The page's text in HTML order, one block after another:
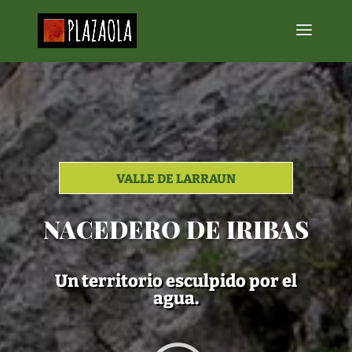
VALLE DE LARRAUN
NACEDERO DE IRIBAS
Un territorio esculpido por el
agua.